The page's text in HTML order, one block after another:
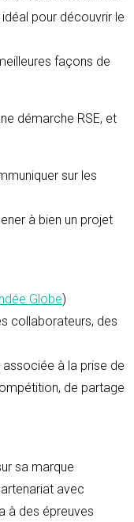
démarche RSE, et
sur les
à bien un projet
Globe)
collaborateurs, des
associée à la prise de
de partage
sa marque
avec
à des épreuves